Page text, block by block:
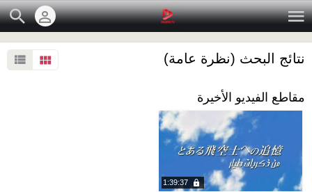
نتائج البحث (نظرة عامة)
مقاطع الفيديو الأخيرة
1:39:37